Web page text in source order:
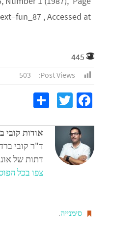
, Accessed at
Post Views:
503
Fa
b
o
o
T
tt
er
ar
e
אודות קובי
ד"ר קובי
דתות של
צפו בכל
סימנייה.